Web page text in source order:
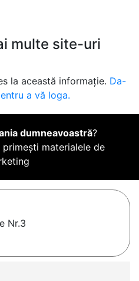
multe site-uri
la această informație. Da-
a vă loga.
dumneavoastră?
primești materialele de
Nr.3